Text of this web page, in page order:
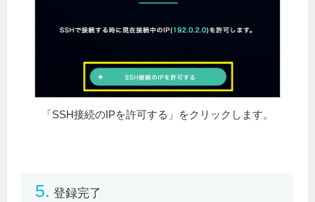
「SSH接続のIPを許可する」をクリックします。
5. 登録完了